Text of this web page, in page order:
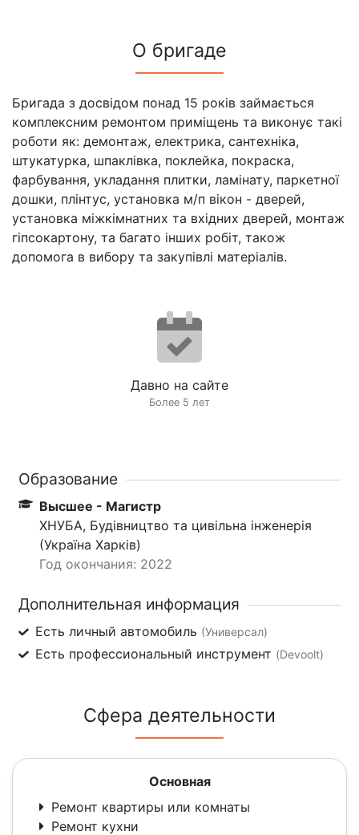
О бригаде
Бригада з досвідом понад 15 років займається
комплексним ремонтом приміщень та виконує такі
роботи як: демонтаж, електрика, сантехніка,
штукатурка, шпаклівка, поклейка, покраска,
фарбування, укладання плитки, ламінату, паркетної
дошки, плінтус, установка м/п вікон - дверей,
установка міжкімнатних та вхідних дверей, монтаж
гіпсокартону, та багато інших робіт, також
допомога в вибору та закупівлі матеріалів.
Давно на сайте
Более 5 лет
Образование
Высшее - Магистр
ХНУБА, Будівництво та цивільна інженерія
(Україна Харків)
Год окончания: 2022
Дополнительная информация
Есть личный автомобиль (Универсал)
Есть профессиональный инструмент (Devoolt)
Сфера деятельности
Основная
Ремонт квартиры или комнаты
Ремонт кухни